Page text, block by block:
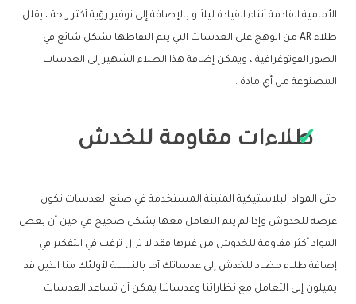
الأمامية القادمة أثناء القيادة ليلاً و بالإضافة إلى توفير رؤية أكثر راحة ، يقلل
طلاء AR من الوهج على العدسات التي يتم التقاطها بشكل شائع في
الصور الفوتوغرافية ، ويمكن إضافة هذا الطلاء الشهير إلى العدسات
المصنوعة من أي مادة .
طلاءات مقاومة للخدش
حتى المواد البلاستيكية المتينة المستخدمة في صنع العدسات تكون
عرضة للخدوش وإذا لم يتم التعامل معها بشكل صحيح في حين أن بعض
المواد أكثر مقاومة للخدوش من غيرها فقد لا تزال ترغب في التفكير في
إضافة طلاء مضاد للخدش إلى عدساتك أما بالنسبة لأولئك منا الذين قد
يميلون إلى التعامل مع نظاراتنا وعدساتنا يمكن أن تساعد العدسات